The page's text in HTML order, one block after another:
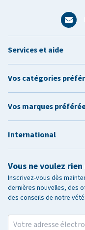
Vous ne voulez
Inscrivez-vous dès
dernières nouvelles, des
des conseils de notre
Services et aide
Vos catégories
Vos marques
International